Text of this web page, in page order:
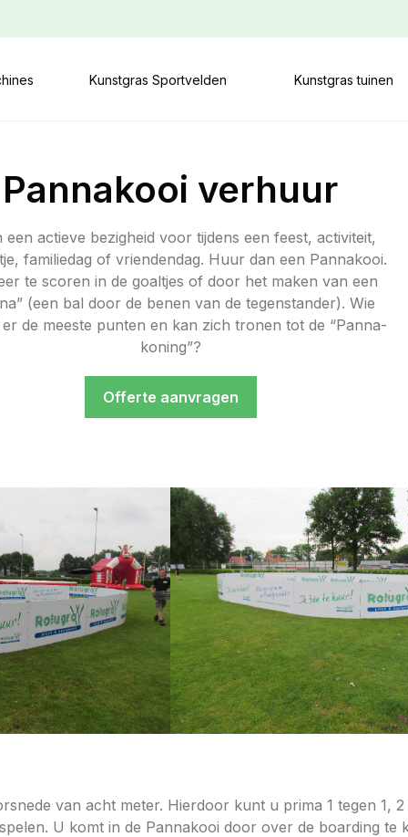
Kunstgras Sportvelden Kunstgras tuinen
Pannakooi verhuur
een actieve bezigheid voor tijdens een feest, activiteit,
familiedag of vriendendag. Huur dan een Pannakooi.
te scoren in de goaltjes of door het maken van een
(een bal door de benen van de tegenstander). Wie
de meeste punten en kan zich tronen tot de “Panna-
koning”?
Offerte aanvragen
van acht meter. Hierdoor kunt u prima 1 tegen 1,
U komt in de Pannakooi door over de boarding te